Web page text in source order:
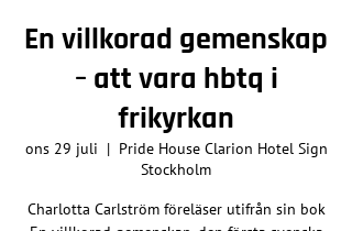
En villkorad gemenskap
– att vara hbtq i
frikyrkan
ons 29 juli
  |
Pride House Clarion Hotel Sign
Stockholm
Charlotta Carlström föreläser utifrån sin bok